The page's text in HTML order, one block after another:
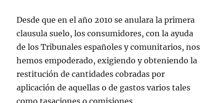
Desde que en el año 2010 se anulara la primera
clausula suelo, los consumidores, con la ayuda
de los Tribunales españoles y comunitarios, nos
hemos empoderado, exigiendo y obteniendo la
restitución de cantidades cobradas por
aplicación de aquellas o de gastos varios tales